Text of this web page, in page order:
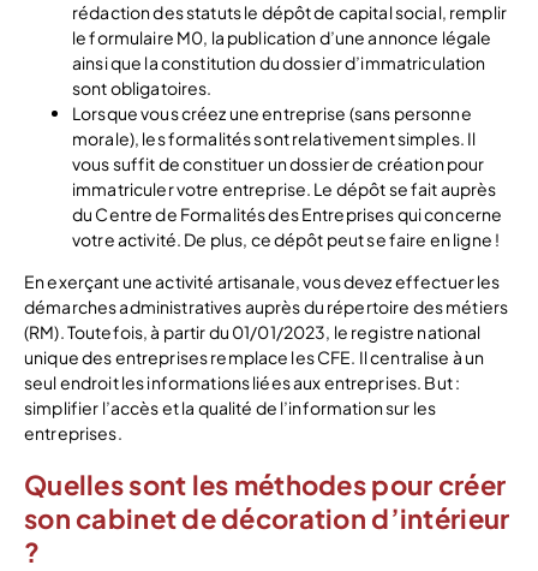
rédaction des statuts le dépôt de capital social, remplir
le formulaire M0, la publication d’une annonce légale
ainsi que la constitution du dossier d’immatriculation
sont obligatoires.
Lorsque vous créez une entreprise (sans personne
morale), les formalités sont relativement simples. Il
vous suffit de constituer un dossier de création pour
immatriculer votre entreprise. Le dépôt se fait auprès
du Centre de Formalités des Entreprises qui concerne
votre activité. De plus, ce dépôt peut se faire en ligne !
En exerçant une activité artisanale, vous devez effectuer les
démarches administratives auprès du répertoire des métiers
(RM). Toutefois, à partir du 01/01/2023, le registre national
unique des entreprises remplace les CFE. Il centralise à un
seul endroit les informations liées aux entreprises. But :
simplifier l’accès et la qualité de l’information sur les
entreprises.
Quelles sont les méthodes pour créer
son cabinet de décoration d’intérieur
?